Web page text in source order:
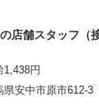
店舗スタッフ（
1,438円
県安中市原市612-3